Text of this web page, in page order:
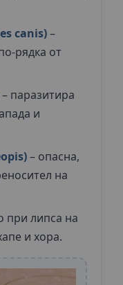
canis)–
рядка от
– паразитира
и
– опасна,
на
при липса на
и хора.